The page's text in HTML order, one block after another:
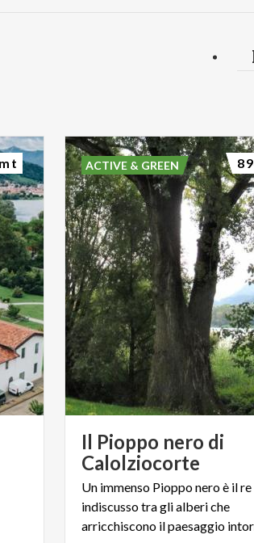
Il Pioppo nero di
Calolziocorte
Un immenso Pioppo nero è il re
indiscusso tra gli alberi che
ACTIVE & GREEN